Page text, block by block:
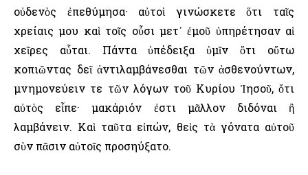
οὐδενὸς ἐπεθύμησα· αὐτοὶ γινώσκετε ὅτι ταῖς
χρείαις μου καὶ τοῖς οὖσι μετ᾿ ἐμοῦ ὑπηρέτησαν αἱ
χεῖρες αὗται. Πάντα ὑπέδειξα ὑμῖν ὅτι οὕτω
κοπιῶντας δεῖ ἀντιλαμβάνεσθαι τῶν ἀσθενούντων,
μνημονεύειν τε τῶν λόγων τοῦ Κυρίου Ἰησοῦ, ὅτι
αὐτὸς εἶπε· μακάριόν ἐστι μᾶλλον διδόναι ἢ
λαμβάνειν. Καὶ ταῦτα εἰπών, θεὶς τὰ γόνατα αὐτοῦ
σὺν πᾶσιν αὐτοῖς προσηύξατο.